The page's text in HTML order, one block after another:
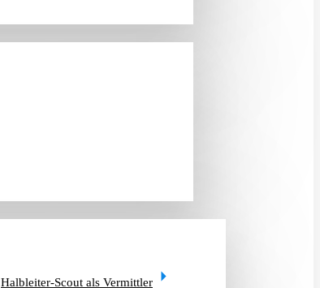
Halbleiter-Scout als Vermittler